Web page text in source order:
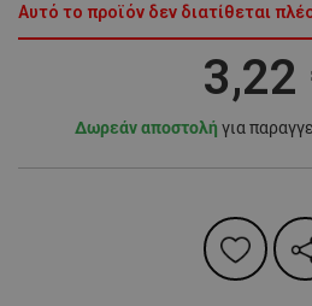
Αυτό το προϊόν δεν διατίθεται
3,22
Δωρεάν αποστολή για